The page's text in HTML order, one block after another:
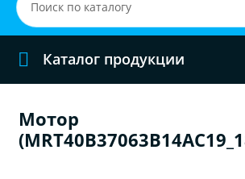
Каталог продукции
Мотор